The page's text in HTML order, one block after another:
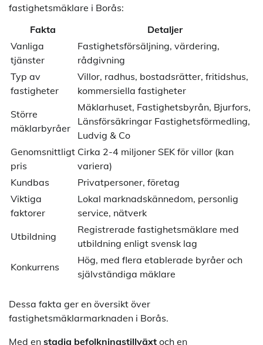
fastighetsmäklare i Borås:
Fakta
Detaljer
Vanliga
tjänster
Fastighetsförsäljning, värdering,
rådgivning
Typ av
fastigheter
Villor, radhus, bostadsrätter, fritidshus,
kommersiella fastigheter
Större
mäklarbyråer
Mäklarhuset, Fastighetsbyrån, Bjurfors,
Länsförsäkringar Fastighetsförmedling,
Ludvig & Co
Genomsnittligt
pris
Cirka 2-4 miljoner SEK för villor (kan
variera)
Kundbas
Privatpersoner, företag
Viktiga
faktorer
Lokal marknadskännedom, personlig
service, nätverk
Utbildning
Registrerade fastighetsmäklare med
utbildning enligt svensk lag
Konkurrens
Hög, med flera etablerade byråer och
självständiga mäklare
Dessa fakta ger en översikt över
fastighetsmäklarmarknaden i Borås.
Med en stadig befolkningstillväxt och en